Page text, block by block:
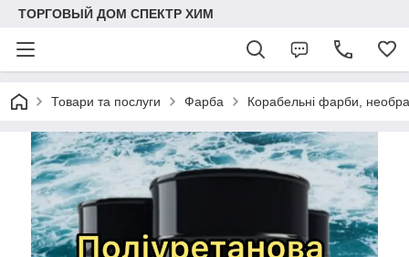
ТОРГОВЫЙ ДОМ СПЕКТР ХИМ
Товари та послуги Фарба Корабельні фарби,